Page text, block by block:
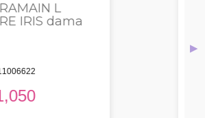
AL HARAMAIN L’
AVENTURE GOLD dama
▶